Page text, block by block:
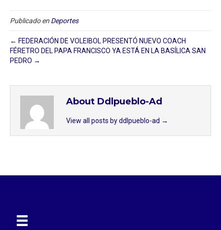
Publicado en Deportes
← FEDERACIÓN DE VOLEIBOL PRESENTÓ NUEVO COACH
FÉRETRO DEL PAPA FRANCISCO YA ESTÁ EN LA BASÍLICA SAN
PEDRO →
About Ddlpueblo-Ad
View all posts by ddlpueblo-ad →